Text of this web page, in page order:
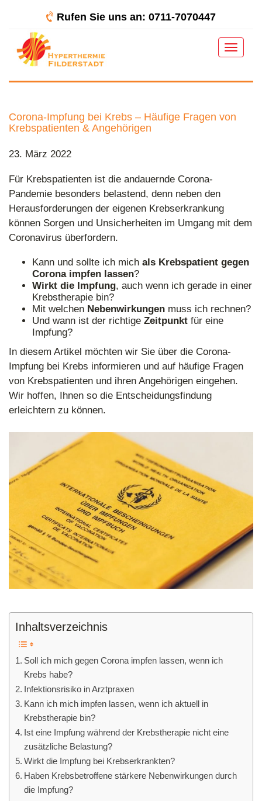
Rufen Sie uns an: 0711-7070447
Toggle
Corona-Impfung bei Krebs – Häufige Fragen von
Krebspatienten & Angehörigen
23. März 2022
Für Krebspatienten ist die andauernde Corona-
Pandemie besonders belastend, denn neben den
Herausforderungen der eigenen Krebserkrankung
können Sorgen und Unsicherheiten im Umgang mit dem
Coronavirus überfordern.
Kann und sollte ich mich als Krebspatient gegen
Corona impfen lassen?
Wirkt die Impfung, auch wenn ich gerade in einer
Krebstherapie bin?
Mit welchen Nebenwirkungen muss ich rechnen?
Und wann ist der richtige Zeitpunkt für eine
Impfung?
In diesem Artikel möchten wir Sie über die Corona-
Impfung bei Krebs informieren und auf häufige Fragen
von Krebspatienten und ihren Angehörigen eingehen.
Wir hoffen, Ihnen so die Entscheidungsfindung
erleichtern zu können.
Inhaltsverzeichnis
Soll ich mich gegen Corona impfen lassen, wenn ich
Krebs habe?
Infektionsrisiko in Arztpraxen
Kann ich mich impfen lassen, wenn ich aktuell in
Krebstherapie bin?
Ist eine Impfung während der Krebstherapie nicht eine
zusätzliche Belastung?
Wirkt die Impfung bei Krebserkrankten?
Haben Krebsbetroffene stärkere Nebenwirkungen durch
die Impfung?